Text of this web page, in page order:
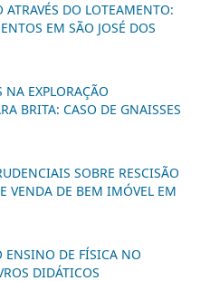
DO LOTEAMENTO:
EM SÃO JOSÉ DOS
EXPLORAÇÃO
BRITA: CASO DE GNAISSES
SOBRE RESCISÃO
VENDA DE BEM IMÓVEL EM
ENSINO DE FÍSICA NO
DIDÁTICOS